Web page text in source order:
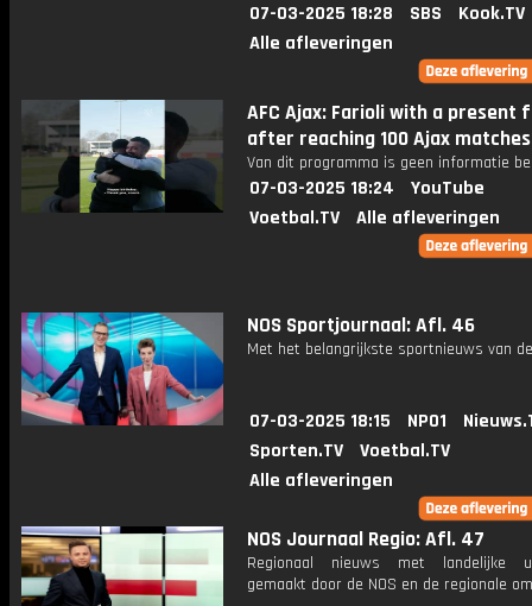
07-03-2025 18:28 SBS
Kook.TV
Alle afleveringen
AFC Ajax: Farioli with a present
after reaching 100 Ajax
Van dit programma is geen informatie
07-03-2025 18:24
YouTube
Voetbal.TV
Alle afleveringen
NOS Sportjournaal: Afl. 46
Met het belangrijkste sportnieuws van
07-03-2025 18:15 NPO1
Sporten.TV
Voetbal.TV
Alle afleveringen
NOS Journaal Regio: Afl. 47
Regionaal nieuws met landelijke
gemaakt door de NOS en de regionale